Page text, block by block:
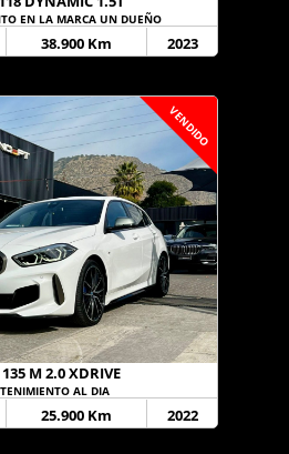
EN LA MARCA UN DUEÑO
38.900 Km 2023
VENDIDO
M 2.0 XDRIVE
AL DIA
25.900 Km 2022